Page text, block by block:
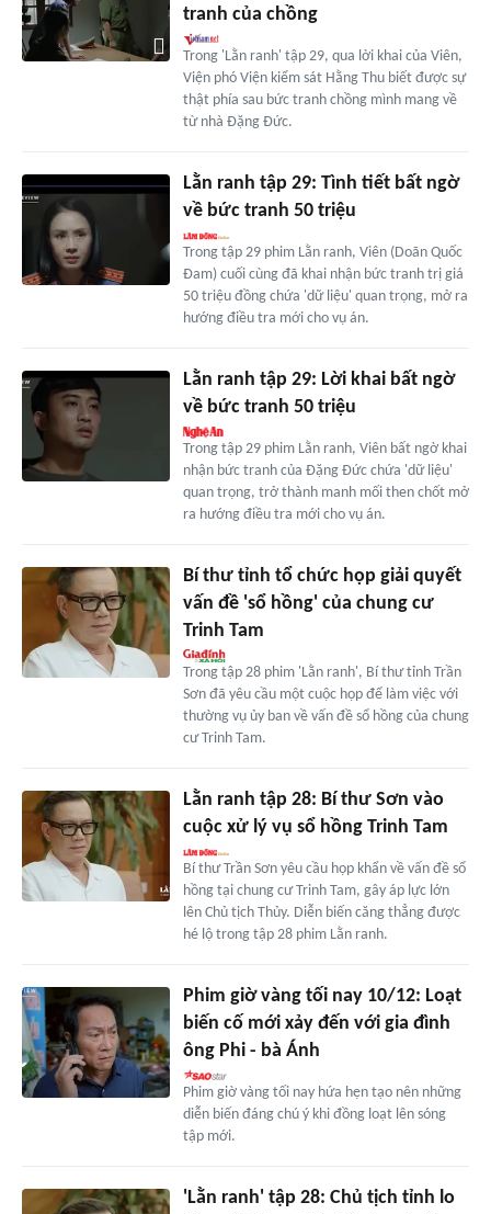
tranh của chồng
Trong 'Lằn ranh' tập 29, qua lời khai của Viên,
Viện phó Viện kiểm sát Hằng Thu biết được sự
thật phía sau bức tranh chồng mình mang về
từ nhà Đặng Đức.
Lằn ranh tập 29: Tình tiết bất ngờ
về bức tranh 50 triệu
Trong tập 29 phim Lằn ranh, Viên (Doãn Quốc
Đam) cuối cùng đã khai nhận bức tranh trị giá
50 triệu đồng chứa 'dữ liệu' quan trọng, mở ra
hướng điều tra mới cho vụ án.
Lằn ranh tập 29: Lời khai bất ngờ
về bức tranh 50 triệu
Trong tập 29 phim Lằn ranh, Viên bất ngờ khai
nhận bức tranh của Đặng Đức chứa 'dữ liệu'
quan trọng, trở thành manh mối then chốt mở
ra hướng điều tra mới cho vụ án.
Bí thư tỉnh tổ chức họp giải quyết
vấn đề 'sổ hồng' của chung cư
Trinh Tam
Trong tập 28 phim 'Lằn ranh', Bí thư tỉnh Trần
Sơn đã yêu cầu một cuộc họp để làm việc với
thường vụ ủy ban về vấn đề sổ hồng của chung
cư Trinh Tam.
Lằn ranh tập 28: Bí thư Sơn vào
cuộc xử lý vụ sổ hồng Trinh Tam
Bí thư Trần Sơn yêu cầu họp khẩn về vấn đề sổ
hồng tại chung cư Trinh Tam, gây áp lực lớn
lên Chủ tịch Thủy. Diễn biến căng thẳng được
hé lộ trong tập 28 phim Lằn ranh.
Phim giờ vàng tối nay 10/12: Loạt
biến cố mới xảy đến với gia đình
ông Phi - bà Ánh
Phim giờ vàng tối nay hứa hẹn tạo nên những
diễn biến đáng chú ý khi đồng loạt lên sóng
tập mới.
'Lằn ranh' tập 28: Chủ tịch tỉnh lo